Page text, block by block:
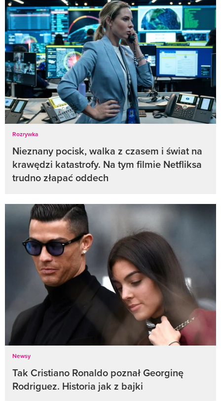
Rozrywka
Nieznany pocisk, walka z czasem i świat na
krawędzi katastrofy. Na tym filmie Netfliksa
trudno złapać oddech
Newsy
Tak Cristiano Ronaldo poznał Georginę
Rodriguez. Historia jak z bajki